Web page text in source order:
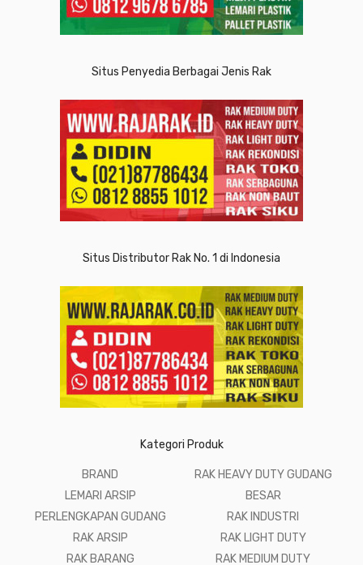
Situs Penyedia Berbagai Jenis Rak
Situs Distributor Rak No. 1 di Indonesia
Kategori Produk
BRAND
LEMARI ARSIP
PERLENGKAPAN GUDANG
RAK ARSIP
RAK BARANG
RAK HEAVY DUTY GUDANG
BESAR
RAK INDUSTRI
RAK LIGHT DUTY
RAK MEDIUM DUTY